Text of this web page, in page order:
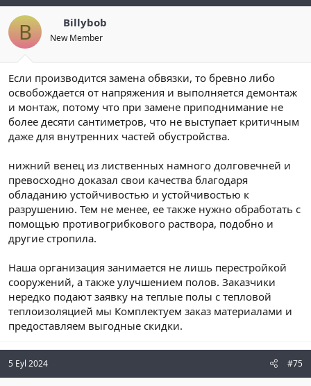
B Billybob
New Member
Если производится замена обвязки, то бревно либо
освобождается от напряжения и выполняется демонтаж
и монтаж, потому что при замене приподнимание не
более десяти сантиметров, что не выступает критичным
даже для внутренних частей обустройства.
нижний венец из лиственных намного долговечней и
превосходно доказал свои качества благодаря
обладанию устойчивостью и устойчивостью к
разрушению. Тем не менее, ее также нужно обработать с
помощью противогрибкового раствора, подобно и
другие стропила.
Наша организация занимается не лишь перестройкой
сооружений, а также улучшением полов. Заказчики
нередко подают заявку на теплые полы с тепловой
теплоизоляцией мы Комплектуем заказ материалами и
предоставляем выгодные скидки.
5 Eyl 2024 #75